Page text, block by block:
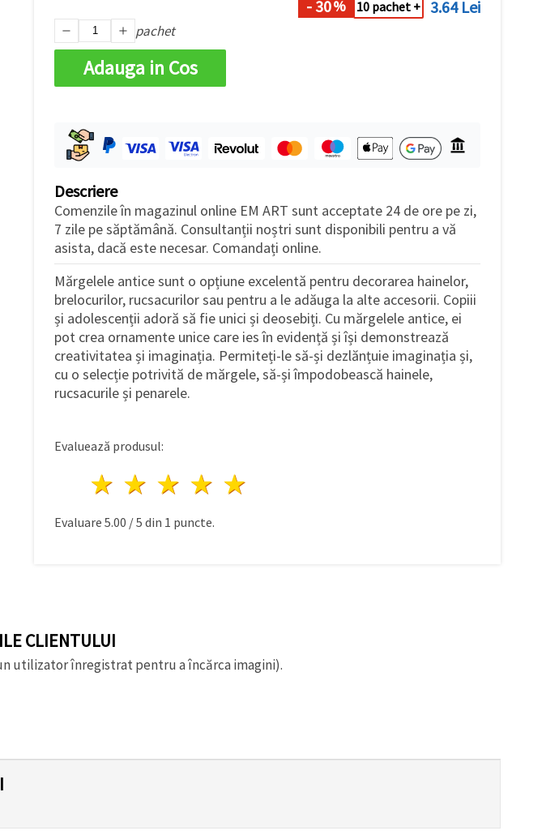
- 30% 10 pachet + 3.64 Lei
pachet
Adauga in Cos
Descriere
Comenzile în magazinul online EM ART sunt acceptate 24 de ore pe zi,
7 zile pe săptămână. Consultanții noștri sunt disponibili pentru a vă
asista, dacă este necesar. Comandați online.
Mărgelele antice sunt o opțiune excelentă pentru decorarea hainelor,
brelocurilor, rucsacurilor sau pentru a le adăuga la alte accesorii. Copiii
și adolescenții adoră să fie unici și deosebiți. Cu mărgelele antice, ei
pot crea ornamente unice care ies în evidență și își demonstrează
creativitatea și imaginația. Permiteți-le să-și dezlănțuie imaginația și,
cu o selecție potrivită de mărgele, să-și împodobească hainele,
rucsacurile și penarele.
Evaluează produsul:
4 stele
3 stele
2 stele
1 stea
Evaluare 5.00 /5 din 1 puncte.
CLIENTULUI
utilizator înregistrat pentru a încărca imagini).